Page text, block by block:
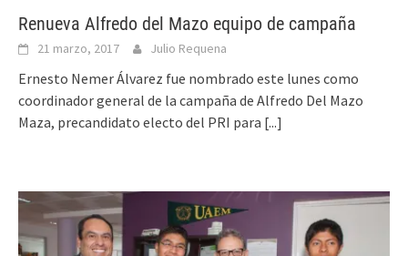
Renueva Alfredo del Mazo equipo de campaña
21 marzo, 2017 Julio Requena
Ernesto Nemer Álvarez fue nombrado este lunes como
coordinador general de la campaña de Alfredo Del Mazo
Maza, precandidato electo del PRI para [...]